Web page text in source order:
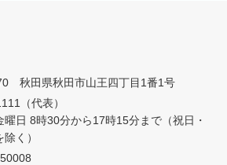
秋田県秋田市山王四丁目1番1号
（代表）
曜日 8時30分から17時15分まで （祝日・
く）